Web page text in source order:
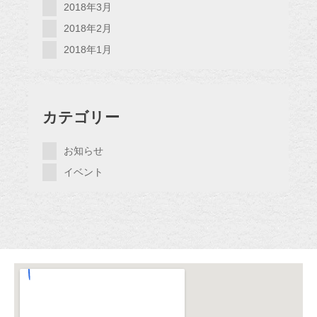
2018年3月
2018年2月
2018年1月
カテゴリー
お知らせ
イベント